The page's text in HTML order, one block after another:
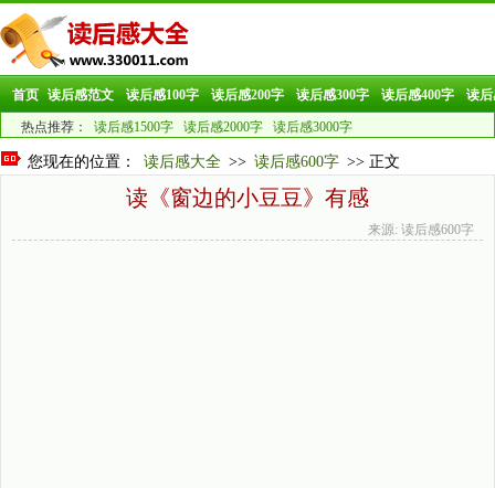
首页 读后感范文 读后感100字 读后感200字 读后感300字 读后感400字 读后
热点推荐： 读后感1500字 读后感2000字 读后感3000字
您现在的位置： 读后感大全 >> 读后感600字 >> 正文
读《窗边的小豆豆》有感
来源: 读后感600字